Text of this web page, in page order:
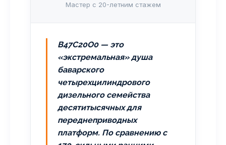
Мастер с 20-летним стажем
B47C20O0 — это
«экстремальная» душа
баварского
четырехцилиндрового
дизельного семейства
десятитысячных для
переднеприводных
платформ. По сравнению с